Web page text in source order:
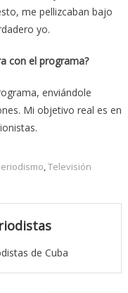
me pellizcaban bajo
yo.
con el programa?
enviándole
Mi objetivo real es en
,Televisión
de Cuba